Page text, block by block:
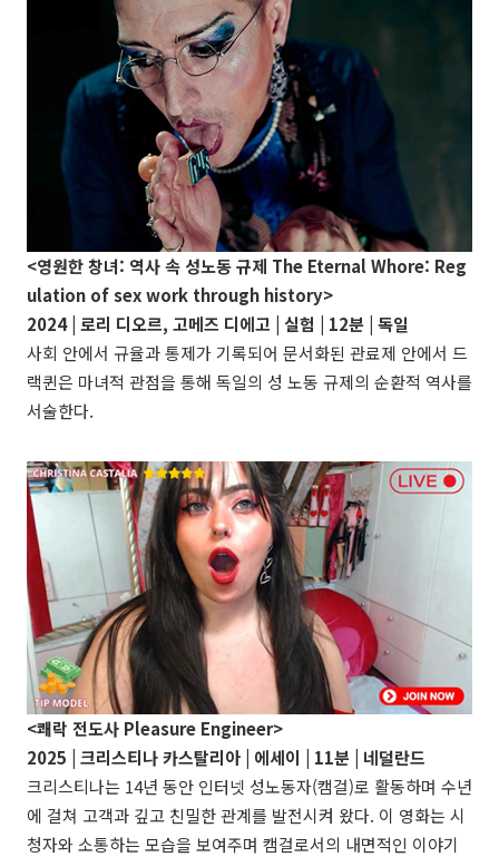
<영원한 창녀: 역사 속 성노동 규제 The Eternal Whore: Reg
ulation of sex work through history>
2024 | 로리 디오르, 고메즈 디에고 | 실험 | 12분 | 독일
사회 안에서 규율과 통제가 기록되어 문서화된 관료제 안에서 드
랙퀸은 마녀적 관점을 통해 독일의 성 노동 규제의 순환적 역사를
서술한다.
<쾌락 전도사 Pleasure Engineer>
2025 |
크리스티나 카스탈리아 | 에세이 | 11분 | 네덜란드
크리스티나는 14년 동안 인터넷 성노동자(캠걸)로 활동하며 수년
에 걸쳐 고객과 깊고 친밀한 관계를 발전시켜 왔다. 이 영화는 시
청자와 소통하는 모습을 보여주며 캠걸로서의 내면적인 이야기